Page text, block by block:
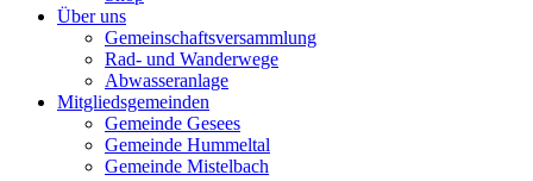
Über uns
Gemeinschaftsversammlung
Rad- und Wanderwege
Abwasseranlage
Mitgliedsgemeinden
Gemeinde Gesees
Gemeinde Hummeltal
Gemeinde Mistelbach